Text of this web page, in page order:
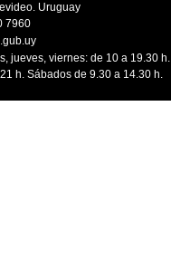
Uruguay
7960
jueves, viernes: de 10 a 19.30 h.
h. Sábados de 9.30 a 14.30 h.